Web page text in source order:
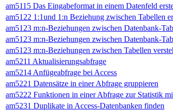
am5115 Das Eingabeformat in einem Datenfeld
am5122 1:1und 1:n Beziehung zwischen Tabellen
am5123 m:n-Beziehungen zwischen Datenbank-
am5123 m:n-Beziehungen zwischen Datenbank-
am5123 m:n-Beziehungen zwischen Tabellen
am5211 Aktualisierungsabfrage
am5214 Anfügeabfrage bei Access
am5221 Datensätze in einer Abfrage gruppieren
am5222 Funktionen in einer Abfrage zur Statistik
am5231 Duplikate in Access-Datenbanken finden